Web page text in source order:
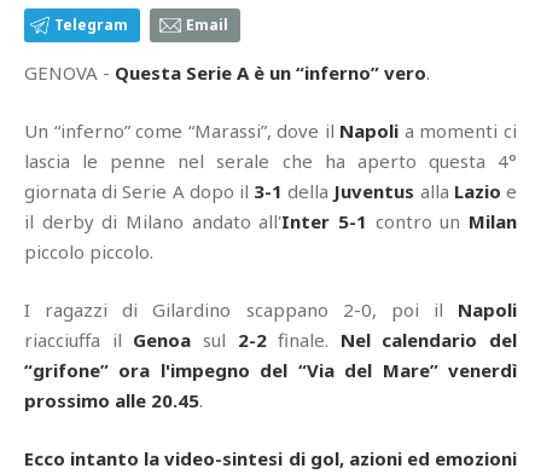
Telegram Email
GENOVA - Questa Serie A è un “inferno” vero.
Un “inferno” come “Marassi”, dove il Napoli a momenti ci
lascia le penne nel serale che ha aperto questa 4°
giornata di Serie A dopo il 3-1 della Juventus alla Lazio e
il derby di Milano andato all'Inter 5-1 contro un Milan
piccolo piccolo.
I ragazzi di Gilardino scappano 2-0, poi il Napoli
riacciuffa il Genoa sul 2-2finale. Nel calendario del
“grifone” ora l'impegno del “Via del Mare” venerdì
prossimo alle 20.45.
Ecco intanto la video-sintesi di gol, azioni ed emozioni